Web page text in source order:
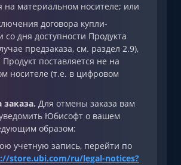
на материальном носителе; или
договора купли-
со дня доступности Продукта
предзаказа, см. раздел 2.9),
поставляется не на
носителе (т.е. в цифровом
Для отмены заказа вам
Юбисофт о вашем
образом:
учетную запись, перейти по
store.ubi.com/ru/legal-notices?